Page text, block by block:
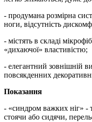
- продумана розмірна
ноги, відсутність
- містять в складі
«дихаючої» властивістю;
- елегантний зовнішній
повсякденних
Показання
- «синдром важких ніг» -
стоячи або сидячи,